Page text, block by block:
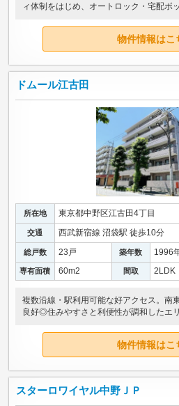
ィ体制をはじめ、オートロック・宅配ボ
物件情報はこ
ドムール江古田
所在地 東京都中野区江古田4丁目
交通 西武新宿線 沼袋駅 徒歩10分
総戸数 23戸 築年数 1996
専有面積 60m2 間取 2LDK
複数沿線・駅利用可能な好アクセス。南
良好◎住みやすさと利便性が調和したエリ
物件情報はこ
スターロワイヤル中野ＪＰ